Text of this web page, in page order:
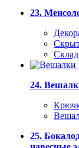
23.
24.
25.